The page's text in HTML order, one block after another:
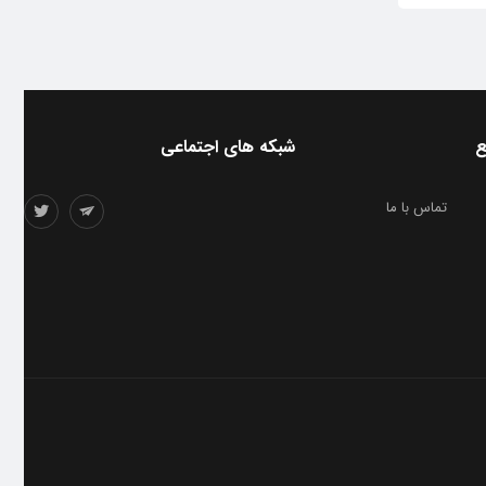
شبکه های اجتماعی
تماس با ما